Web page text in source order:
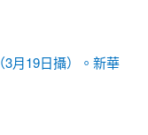
月19日攝）。新華